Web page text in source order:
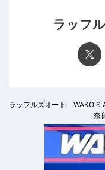
ラッフ
ラッフルズオート
奈